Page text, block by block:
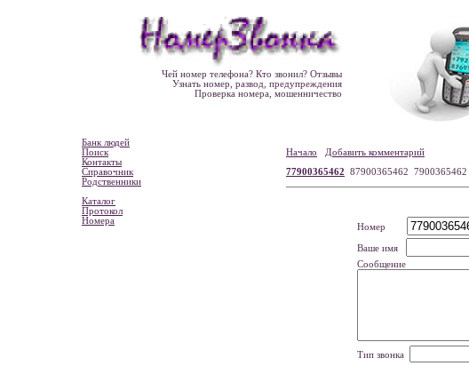
Чей номер телефона? Кто звонил? Отзывы
Узнать номер, развод, предупреждения
Проверка номера, мошенничество
Банк людей
Поиск
Контакты
Справочник
Родственники
Каталог
Протокол
Номера
Начало
Добавить комментарий
77900365462 87900365462 7900365462
Номер
Ваше имя
Сообщение
Тип звонка